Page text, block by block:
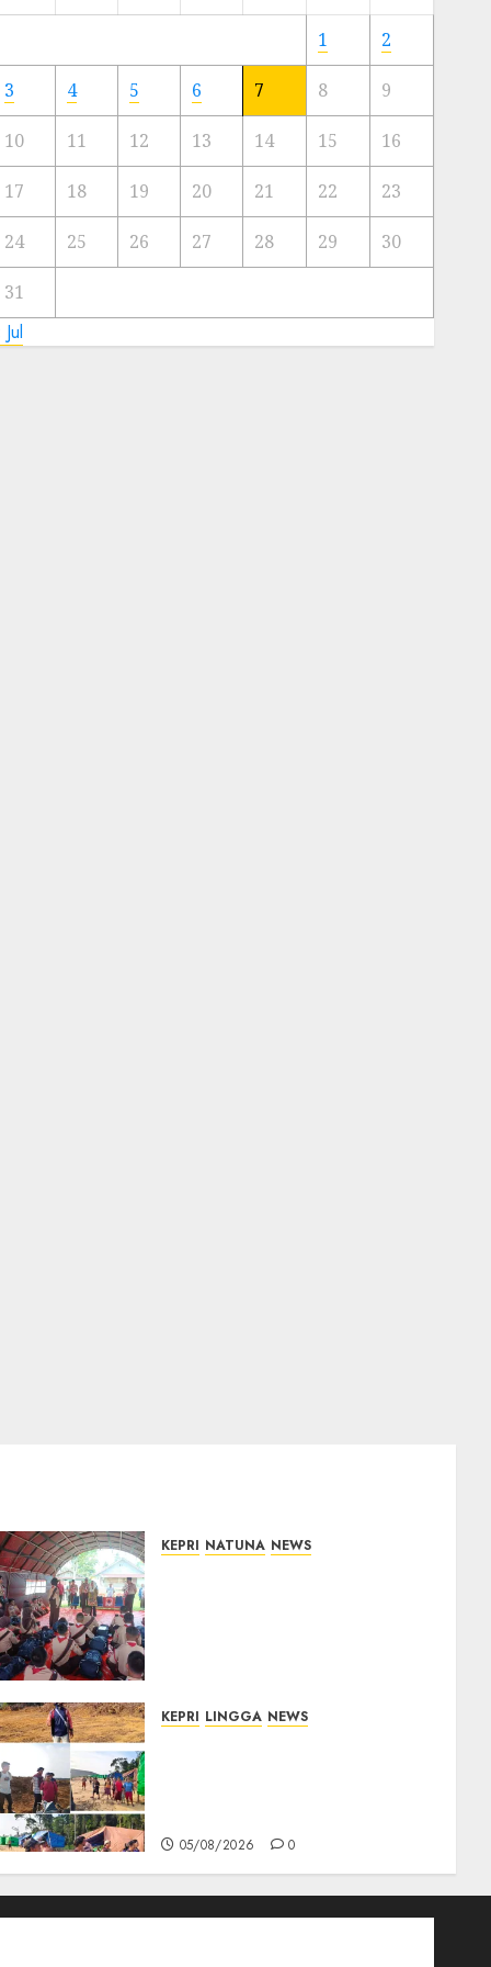
Artis
Kota
23/11/2024
0
1 2
3 4 5 6 7 8 9
10 11 12 13 14 15 16
17 18 19 20 21 22 23
24 25 26 27 28 29 30
31
KEPRI NATUNA NEWS
KEPRI LINGGA NEWS
05/08/2026 0